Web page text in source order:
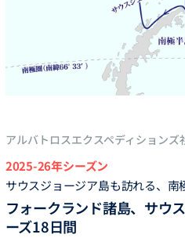
アルバトロスエクスペディション
2025-26年シーズン
サウスジョージア島も訪れる、南
フォークランド諸島、サウ
ーズ18日間